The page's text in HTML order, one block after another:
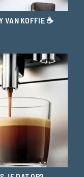
VAN KOFFIE ☕